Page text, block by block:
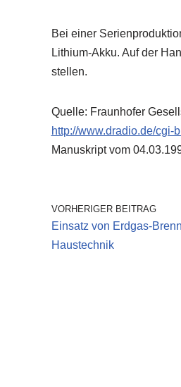
Bei einer
Lithium-Akku. Auf der
stellen.
Quelle: Fraunhofer
http://www.dradio.de/cgi-
Manuskript vom
VORHERIGER BEITRAG
Einsatz von Erdgas-
Haustechnik